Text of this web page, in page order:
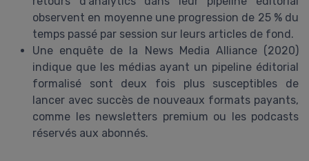
observent en moyenne une progression de 25 % du
temps passé par session sur leurs articles de fond.
Une enquête de la News Media Alliance (2020)
indique que les médias ayant un pipeline éditorial
formalisé sont deux fois plus susceptibles de
lancer avec succès de nouveaux formats payants,
comme les newsletters premium ou les podcasts
réservés aux abonnés.